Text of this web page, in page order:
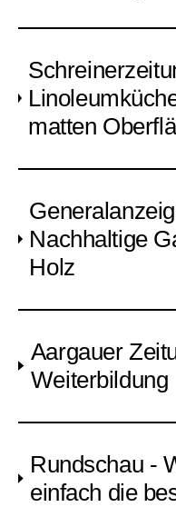
matten
Nachhaltige
Holz
Aargauer
Weiterbildung
Rundschau -
einfach die